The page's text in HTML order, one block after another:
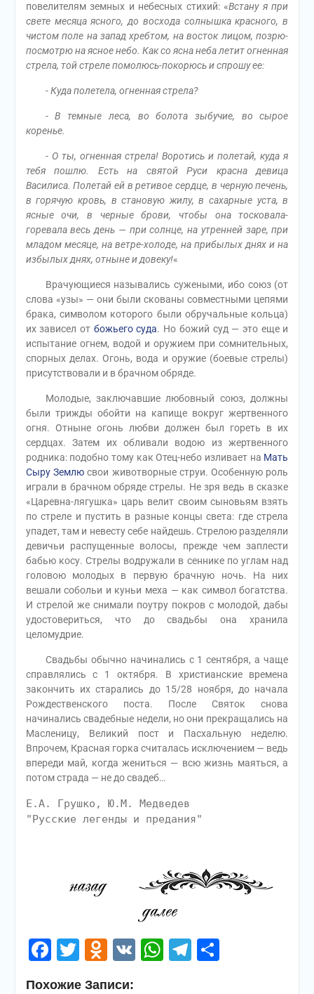
повелителям земных и небесных стихий: «Встану я при
свете месяца ясного, до восхода солнышка красного, в
чистом поле на запад хребтом, на восток лицом, позрю-
посмотрю на ясное небо. Как со ясна неба летит огненная
стрела, той стреле помолюсь-покорюсь и спрошу ее:
-Куда полетела, огненная стрела?
-В темные леса, во болота зыбучие, во сырое
коренье.
- О ты, огненная стрела! Воротись и полетай, куда я
тебя пошлю. Есть на святой Руси красна девица
Василиса. Полетай ей в ретивое сердце, в черную печень,
в горячую кровь, в становую жилу, в сахарные уста, в
ясные очи, в черные брови, чтобы она тосковала-
горевала весь день — при солнце, на утренней заре, при
младом месяце, на ветре-холоде, на прибылых днях и на
избылых днях, отныне и довеку!«
Врачующиеся назывались сужеными, ибо союз (от
слова «узы» — они были скованы совместными цепями
брака, символом которого были обручальные кольца)
их зависел от божьего суда. Но божий суд — это еще и
испытание огнем, водой и оружием при сомнительных,
спорных делах. Огонь, вода и оружие (боевые стрелы)
присутствовали и в брачном обряде.
Молодые, заключавшие любовный союз, должны
были трижды обойти на капище вокруг жертвенного
огня. Отныне огонь любви должен был гореть в их
сердцах. Затем их обливали водою из жертвенного
родника: подобно тому как Отец-небо изливает на Мать
Сыру Землюсвои животворные струи. Особенную роль
играли в брачном обряде стрелы. Не зря ведь в сказке
«Царевна-лягушка» царь велит своим сыновьям взять
по стреле и пустить в разные концы света: где стрела
упадет, там и невесту себе найдешь. Стрелою разделяли
девичьи распущенные волосы, прежде чем заплести
бабью косу. Стрелы водружали в сеннике по углам над
головою молодых в первую брачную ночь. На них
вешали собольи и куньи меха — как символ богатства.
И стрелой же снимали поутру покров с молодой, дабы
удостовериться, что до свадьбы она хранила
целомудрие.
Свадьбы обычно начинались с 1 сентября, а чаще
справлялись с 1 октября. В христианские времена
закончить их старались до 15/28 ноября, до начала
Рождественского поста. После Святок снова
начинались свадебные недели, но они прекращались на
Масленицу, Великий пост и Пасхальную неделю.
Впрочем, Красная горка считалась исключением — ведь
впереди май, когда жениться — всю жизнь маяться, а
потом страда — не до свадеб…
Е.А. Грушко, Ю.М. Медведев
"Русские легенды и предания"
Facebook
Twitter
Odnoklassniki
VKWhatsApp
Telegram
Похожие Записи: